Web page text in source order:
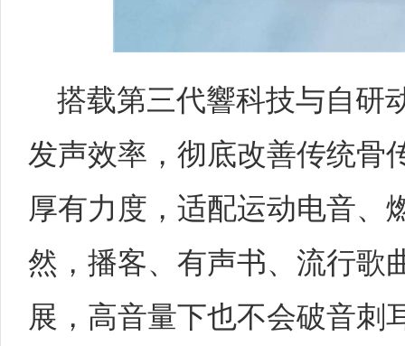
搭载第三代響科技与自研
发声效率，彻底改善传统骨
厚有力度，适配运动电音、
然，播客、有声书、流行歌
展，高音量下也不会破音刺